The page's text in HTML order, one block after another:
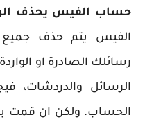
حساب الفيس يحذف
الفيس يتم حذف جميع
رسائلك الصادرة او
الرسائل والدردشات،
الحساب. ولكن ان